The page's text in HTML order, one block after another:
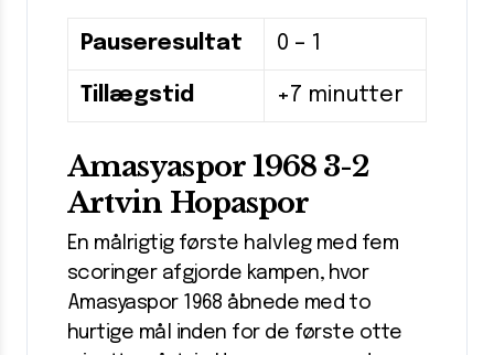
Pauseresultat 0 – 1
Tillægstid +7 minutter
Amasyaspor 1968 3-2
Artvin Hopaspor
En målrigtig første halvleg med fem
scoringer afgjorde kampen, hvor
Amasyaspor 1968 åbnede med to
hurtige mål inden for de første otte